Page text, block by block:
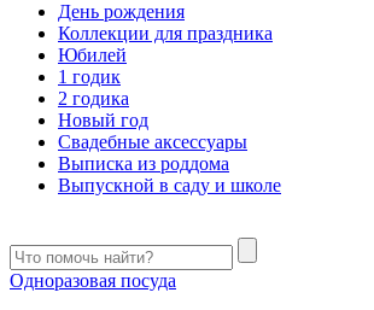
День рождения
Коллекции для праздника
Юбилей
1 годик
2 годика
Новый год
Свадебные аксессуары
Выписка из роддома
Выпускной в саду и школе
Одноразовая посуда